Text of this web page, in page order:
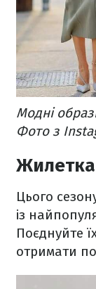
Модні
Фото з
Жилетка
Цього
із
Поєднуйте
отримати